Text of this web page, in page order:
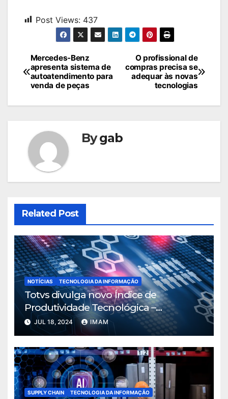
Post Views: 437
Navegação
de
Post
O profissional de
compras precisa se
adequar às novas
tecnologias
Mercedes-Benz
apresenta sistema de
autoatendimento para
venda de peças
Bygab
Related Post
NOTÍCIAS TECNOLOGIA DA INFORMAÇÃO
Totvs divulga novo Índice de
Produtividade Tecnológica –
Manufatura
JUL 18, 2024 IMAM
SUPPLY CHAIN TECNOLOGIA DA INFORMAÇÃO